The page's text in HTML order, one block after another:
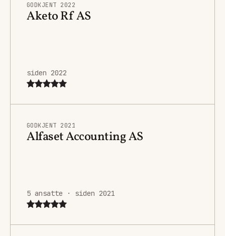
GODKJENT 2022
Aketo Rf AS
siden 2022
GODKJENT 2021
Alfaset Accounting AS
5 ansatte · siden 2021